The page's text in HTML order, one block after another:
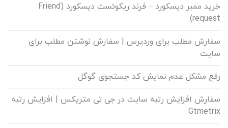
خرید ممبر دیسکورد – فرند ریکوئست دیسکورد (Friend
request)
سفارش مطلب برای وردپرس |‌ سفارش نوشتن مطلب برای
سایت
رفع مشکل عدم نمایش کد جستجوی گوگل
سفارش افزایش رتبه سایت در جی تی متریکس | افزایش رتبه
Gtmetrix